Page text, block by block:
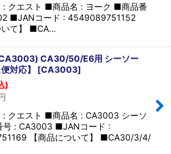
クエスト ■商品名 : ヨーク ■商品番
■JANコード : 4549089751152
いて】 ■CA…
CA30/50/E6用 シーソー
対応】 [CA3003]
)
クエスト ■商品名 : CA3003 シーソ
号 : CA3003 ■JANコード :
【商品について】 ■CA30/3/4/